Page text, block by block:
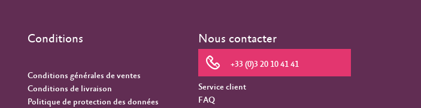
Conditions
Conditions générales de ventes
Conditions de livraison
Politique de protection des données
Nous contacter
+33 (0)3 20 10 41 41
Service client
FAQ